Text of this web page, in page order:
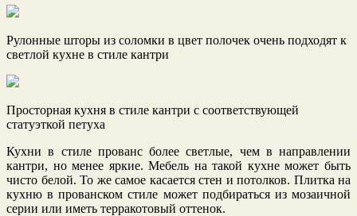
Рулонные шторы из соломки в цвет полочек очень подходят к
светлой кухне в стиле кантри
Просторная кухня в стиле кантри с соответствующей
статуэткой петуха
Кухни в стиле прованс более светлые, чем в направлении
кантри, но менее яркие. Мебель на такой кухне может быть
чисто белой. То же самое касается стен и потолков. Плитка на
кухню в прованском стиле может подбираться из мозаичной
серии или иметь терракотовый оттенок.